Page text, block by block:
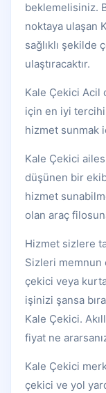
beklemelisiniz.
noktaya ulaşan
sağlıklı şekilde
ulaştıracaktır.
Kale Çekici Acil
için en iyi
hizmet sunmak
Kale Çekici
düşünen bir
hizmet
olan araç
Hizmet sizlere
Sizleri memnun
çekici veya
işinizi şansa
Kale Çekici.
fiyat ne
Kale Çekici
çekici ve yol